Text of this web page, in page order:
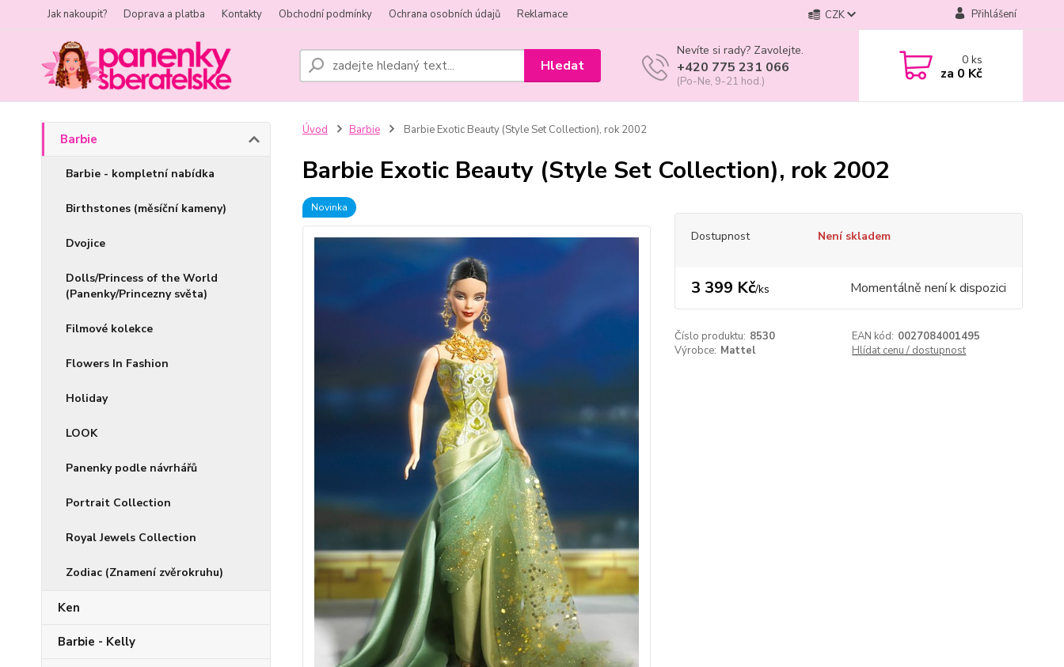
Jak nakoupit? Doprava a platba Kontakty Obchodní podmínky Ochrana osobních údajů Reklamace CZK Přihlášení
Hledat
Nevíte si rady? Zavolejte.
+420 775 231 066
(Po-Ne, 9-21 hod.)
0ks
za 0 Kč
Barbie
Barbie - kompletní nabídka
Birthstones (měsíční kameny)
Dvojice
Dolls/Princess of the World
(Panenky/Princezny světa)
Filmové kolekce
Flowers In Fashion
Holiday
LOOK
Panenky podle návrhářů
Portrait Collection
Royal Jewels Collection
Zodiac (Znamení zvěrokruhu)
Ken
Barbie - Kelly
Úvod Barbie Barbie Exotic Beauty (Style Set Collection), rok 2002
Barbie Exotic Beauty (Style Set Collection), rok 2002
Novinka
Dostupnost Není skladem
3 399 Kč/ks Momentálně není k dispozici
Číslo produktu: 8530 EAN kód: 0027084001495
Výrobce: Mattel Hlídat cenu / dostupnost